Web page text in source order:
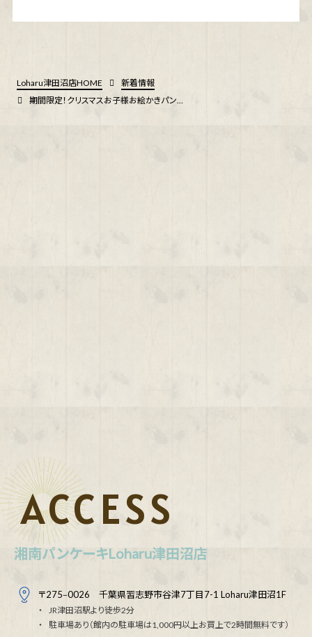
Loharu津田沼店HOME
新着情報
期間限定！クリスマスお子様お絵かきパンケーキ！
ACCESS
湘南パンケーキLoharu津田沼店
〒275‒0026 千葉県習志野市谷津7丁目7-1 Loharu津田沼1F
JR津田沼駅より徒歩2分
駐車場あり（館内の駐車場は1,000円以上お買上で2時間無料です）